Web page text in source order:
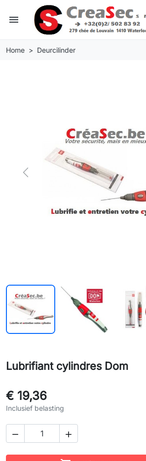
menu
Home Deurcilinder
Previous
Lubrifiant cylindres Dom
€ 19,36
Inclusief belasting
 